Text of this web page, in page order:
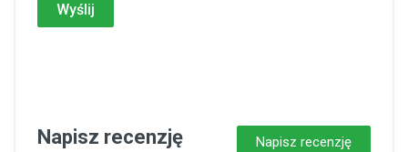
Wyślij
Napisz recenzję Napisz recenzję